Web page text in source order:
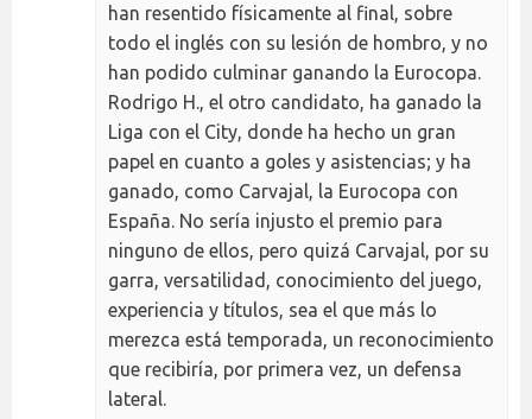
han resentido físicamente al final, sobre
todo el inglés con su lesión de hombro, y no
han podido culminar ganando la Eurocopa.
Rodrigo H., el otro candidato, ha ganado la
Liga con el City, donde ha hecho un gran
papel en cuanto a goles y asistencias; y ha
ganado, como Carvajal, la Eurocopa con
España. No sería injusto el premio para
ninguno de ellos, pero quizá Carvajal, por su
garra, versatilidad, conocimiento del juego,
experiencia y títulos, sea el que más lo
merezca está temporada, un reconocimiento
que recibiría, por primera vez, un defensa
lateral.